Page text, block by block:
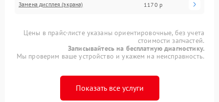
Замена дисплея (экрана) 1170 р
Цены в прайс-листе указаны ориентировочные, без учета
стоимости запчастей.
Записывайтесь на бесплатную диагностику.
Мы проверим ваше устройство и укажем на неисправность.
Показать все услуги